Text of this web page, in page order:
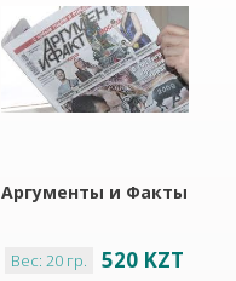
Аргументы и Факты
Вес: 20 гр. 520 KZT